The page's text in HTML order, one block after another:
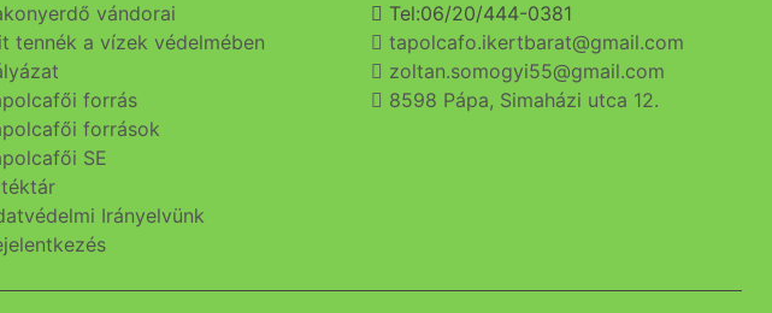
vándorai
tennék a vízek védelmében
forrás
források
SE
Irányelvünk
Tel:06/20/444-0381
tapolcafo.ikertbarat@gmail.com
zoltan.somogyi55@gmail.com
8598 Pápa, Simaházi utca 12.